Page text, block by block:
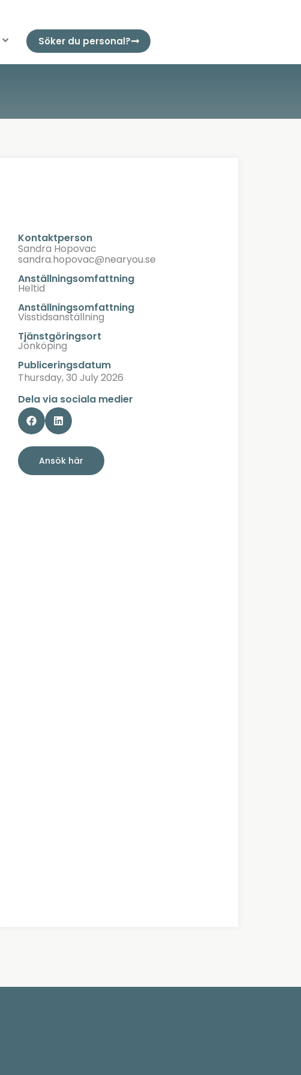
Söker du personal?
Kontaktperson
Sandra Hopovac
sandra.hopovac@nearyou.se
Anställningsomfattning
Heltid
Anställningsomfattning
Visstidsanställning
Tjänstgöringsort
Jönköping
Publiceringsdatum
Thursday, 30 July 2026
Dela via sociala medier
Ansök här